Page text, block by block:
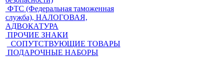
ФТС (Федеральная таможенная
служба), НАЛОГОВАЯ,
АДВОКАТУРА
ПРОЧИЕ ЗНАКИ
СОПУТСТВУЮЩИЕ ТОВАРЫ
ПОДАРОЧНЫЕ НАБОРЫ